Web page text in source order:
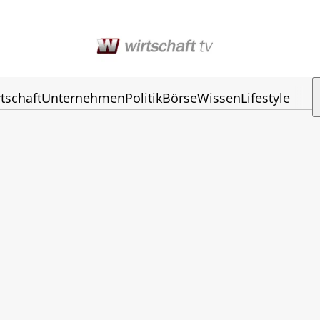
UnternehmenPolitikBörseWissenLifestyle